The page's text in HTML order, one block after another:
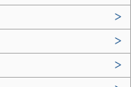
>
>
>